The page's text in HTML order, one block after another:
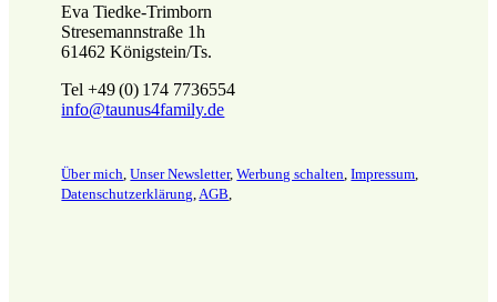
Eva Tiedke-Trimborn
Stresemannstraße 1h
61462 Königstein/Ts.
Tel +49 (0) 174 7736554
info@taunus4family.de
Über mich ,Unser Newsletter,Werbung schalten ,Impressum
Datenschutz­erklärung AGB